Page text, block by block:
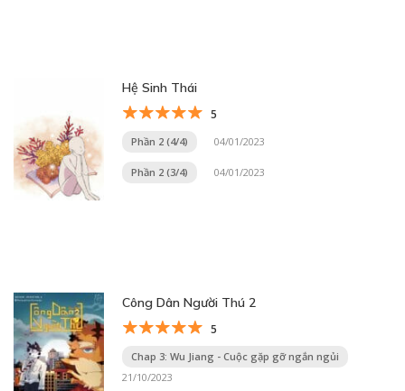
Hệ Sinh Thái
5
Phần 2 (4/4) 04/01/2023
Phần 2 (3/4) 04/01/2023
Công Dân Người Thú 2
5
Chap 3: Wu Jiang - Cuộc gặp gỡ ngắn ngủi
21/10/2023